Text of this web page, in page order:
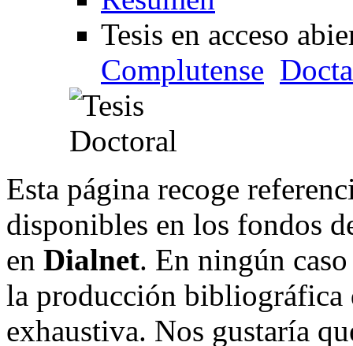
Tesis en acceso
Complutense
Esta página recoge
disponibles en los fondos
en Dialnet. En ningún
la producción bibliográfica
exhaustiva. Nos gustaría